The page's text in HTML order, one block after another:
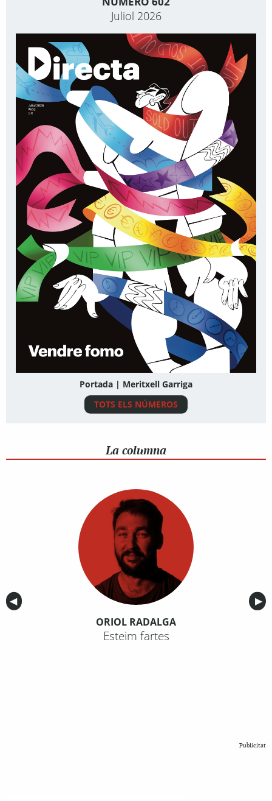
Juliol 2026
Portada | Meritxell Garriga
TOTS ELS NÚMEROS
La columna
Anterior
◀︎ ▶︎
ORIOL RADALGA
Esteim fartes
Publicitat